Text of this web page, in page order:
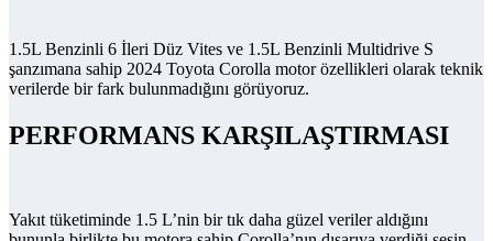
1.5L Benzinli 6 İleri Düz Vites ve 1.5L Benzinli Multidrive S
şanzımana sahip 2024 Toyota Corolla motor özellikleri olarak teknik
verilerde bir fark bulunmadığını görüyoruz.
PERFORMANS KARŞILAŞTIRMASI
Yakıt tüketiminde 1.5 L’nin bir tık daha güzel veriler aldığını